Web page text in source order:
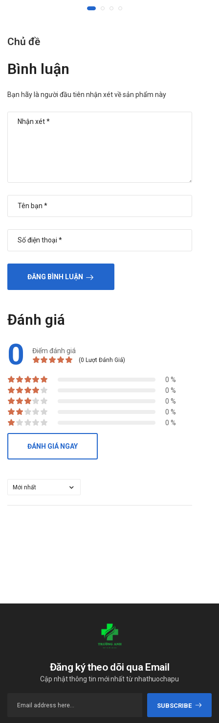
https://nhathuoctruonganh.com
và nhanh nhất.
Chủ đề
Bình luận
Bạn hãy là người đầu tiên nhận xét về sản phẩm này
ĐĂNG BÌNH LUẬN
Đánh giá
0 Điểm đánh giá
(0 Lượt Đánh Giá)
0 %
0 %
0 %
0 %
0 %
ĐÁNH GIÁ NGAY
Đăng ký theo dõi qua Email
Cập nhật thông tin mới nhất từ nhathuochapu
SUBSCRIBE